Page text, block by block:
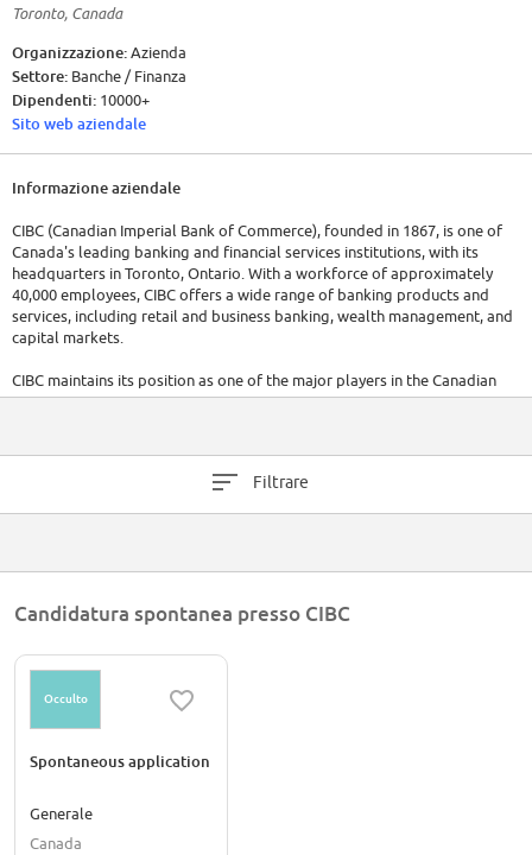
Toronto, Canada
Organizzazione:Azienda
Settore: Banche / Finanza
Dipendenti: 10000+
Sito web aziendale
Informazione aziendale
CIBC (Canadian Imperial Bank of Commerce), founded in 1867, is one of
Canada's leading banking and financial services institutions, with its
headquarters in Toronto, Ontario. With a workforce of approximately
40,000 employees, CIBC offers a wide range of banking products and
services, including retail and business banking, wealth management, and
capital markets.
CIBC maintains its position as one of the major players in the Canadian
financial industry, with a strong focus on customer-centric solutions and
Filtrare
Candidatura spontanea presso CIBC
Occulto
Spontaneous application
Generale
Canada